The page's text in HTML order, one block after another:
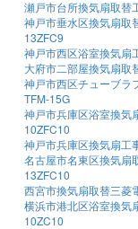
瀬戸市台所換気扇取替
神戸市垂水区換気扇取
13ZFC9
神戸市西区浴室換気扇
大府市二部屋換気扇取
神戸市西区チューブラ
TFM-15G
神戸市兵庫区浴室換気
10ZFC10
神戸市兵庫区換気扇工
名古屋市名東区換気扇
13ZFC10
西宮市換気扇取替三菱
横浜市港北区浴室換気
10ZC10